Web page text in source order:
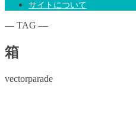
サイトについて
― TAG ―
箱
vectorparade